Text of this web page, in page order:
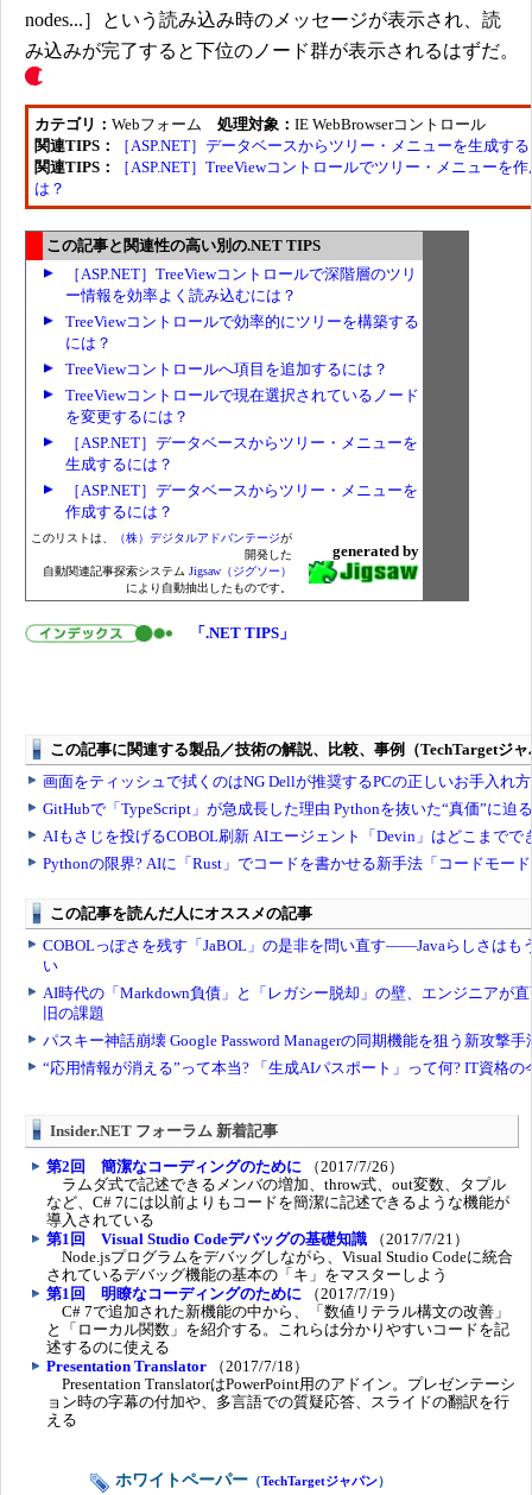
nodes...］という読み込み時のメッセージが表示され、読
み込みが完了すると下位のノード群が表示されるはずだ。
カテゴリ： Webフォーム 処理対象： IE WebBrowserコントロール
関連TIPS：
［ASP.NET］データベースからツリー・メニューを生成す
関連TIPS：
［ASP.NET］TreeViewコントロールでツリー・メニューを
は？
この記事と関連性の高い別の.NET TIPS
［ASP.NET］TreeViewコントロールで深階層のツリ
ー情報を効率よく読み込むには？
TreeViewコントロールで効率的にツリーを構築する
には？
TreeViewコントロールへ項目を追加するには？
TreeViewコントロールで現在選択されているノード
を変更するには？
［ASP.NET］データベースからツリー・メニューを
生成するには？
［ASP.NET］データベースからツリー・メニューを
作成するには？
このリストは、 （株）デジタルアドバンテージが
開発した
自動関連記事探索システム Jigsaw（ジグソー）
により自動抽出したものです。
generated by
「.NET TIPS」
Insider.NET フォーラム 新着記事
第2回 簡潔なコーディングのために （2017/7/26）
ラムダ式で記述できるメンバの増加、throw式、out変数、タプル
など、C# 7には以前よりもコードを簡潔に記述できるような機能が
導入されている
第1回 Visual Studio Codeデバッグの基礎知識 （2017/7/21）
Node.jsプログラムをデバッグしながら、Visual Studio Codeに統合
されているデバッグ機能の基本の「キ」をマスターしよう
第1回 明瞭なコーディングのために （2017/7/19）
C# 7で追加された新機能の中から、「数値リテラル構文の改善」
と「ローカル関数」を紹介する。これらは分かりやすいコードを記
述するのに使える
Presentation Translator （2017/7/18）
Presentation TranslatorはPowerPoint用のアドイン。プレゼンテーシ
ョン時の字幕の付加や、多言語での質疑応答、スライドの翻訳を行
える
ホワイトペーパー （TechTargetジャパン）